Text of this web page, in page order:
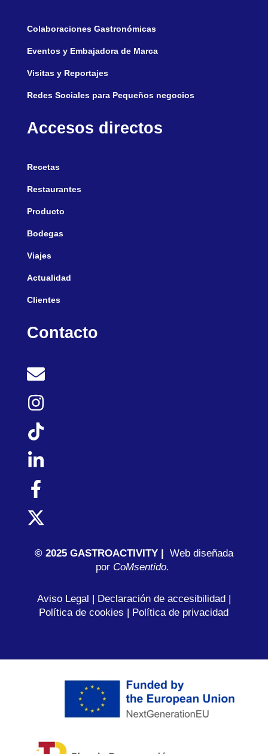
Colaboraciones Gastronómicas
Eventos y Embajadora de Marca
Visitas y Reportajes
Redes Sociales para Pequeños negocios
Accesos directos
Recetas
Restaurantes
Producto
Bodegas
Viajes
Actualidad
Clientes
Contacto
© 2025 GASTROACTIVITY | Web diseñada
porCoMsentido.
Aviso Legal | Declaración de accesibilidad|
Política de cookies | Política de privacidad